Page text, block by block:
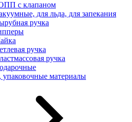
с клапаном
для льда, для запекания
ручка
ручка
ручка
упаковочные материалы